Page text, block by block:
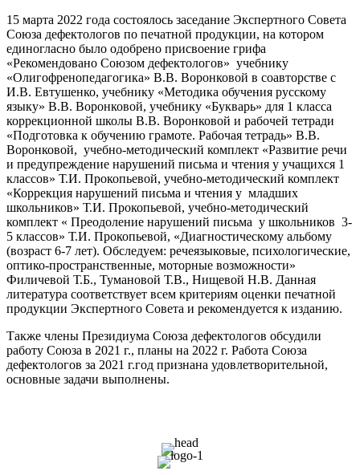
15 марта 2022 года состоялось заседание Экспертного Совета
Союза дефектологов по печатной продукции, на котором
единогласно было одобрено присвоение грифа
«Рекомендовано Союзом дефектологов» учебнику
«Олигофренопедагогика» В.В. Воронковой в соавторстве с
И.В. Евтушенко, учебнику «Методика обучения русскому
языку» В.В. Воронковой, учебнику «Букварь» для 1 класса
коррекционной школы В.В. Воронковой и рабочей тетради
«Подготовка к обучению грамоте. Рабочая тетрадь» В.В.
Воронковой, учебно-методический комплект «Развитие речи
и предупреждение нарушений письма и чтения у учащихся 1
классов» Т.И. Прокопьевой, учебно-методический комплект
«Коррекция нарушений письма и чтения у младших
школьников» Т.И. Прокопьевой, учебно-методический
комплект « Преодоление нарушений письма у школьников 3-
5 классов» Т.И. Прокопьевой, «Диагностическому альбому
(возраст 6-7 лет). Обследуем: речеязыковые, психологические,
оптико-пространственные, моторные возможности»
Филичевой Т.Б., Тумановой Т.В., Нищевой Н.В. Данная
литература соответствует всем критериям оценки печатной
продукции Экспертного Совета и рекомендуется к изданию.
Также члены Президиума Союза дефектологов обсудили
работу Союза в 2021 г., планы на 2022 г. Работа Союза
дефектологов за 2021 г.год признана удовлетворительной,
основные задачи выполнены.